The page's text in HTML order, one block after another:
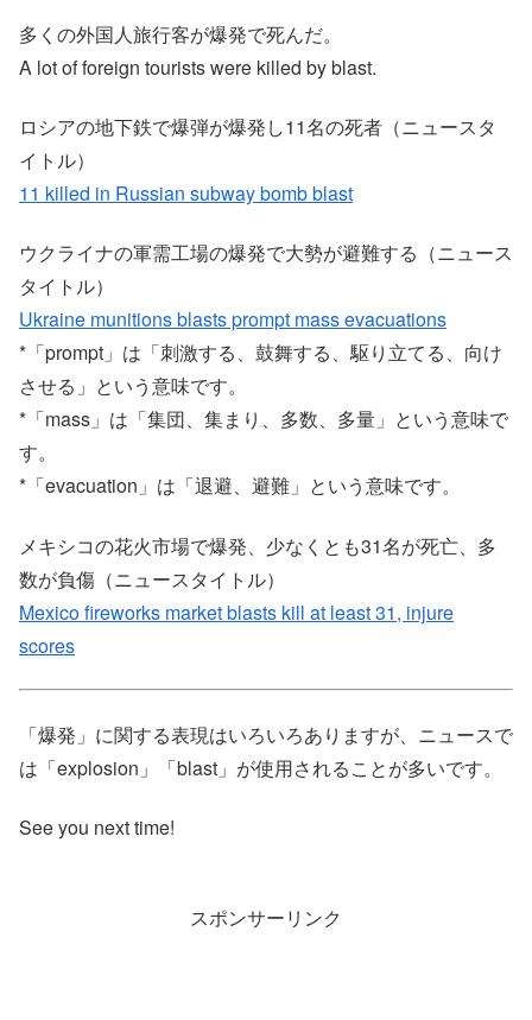
多くの外国人旅行客が爆発で死んだ。
A lot of foreign tourists were killed by blast.
ロシアの地下鉄で爆弾が爆発し11名の死者（ニュースタ
イトル）
11 killed in Russian subway bomb blast
ウクライナの軍需工場の爆発で大勢が避難する（ニュース
タイトル）
Ukraine munitions blasts prompt mass evacuations
*「prompt」は「刺激する、鼓舞する、駆り立てる、向け
させる」という意味です。
*「mass」は「集団、集まり、多数、多量」という意味で
す。
*「evacuation」は「退避、避難」という意味です。
メキシコの花火市場で爆発、少なくとも31名が死亡、多
数が負傷（ニュースタイトル）
Mexico fireworks market blasts kill at least 31, injure
scores
「爆発」に関する表現はいろいろありますが、ニュースで
は「explosion」「blast」が使用されることが多いです。
See you next time!
スポンサーリンク